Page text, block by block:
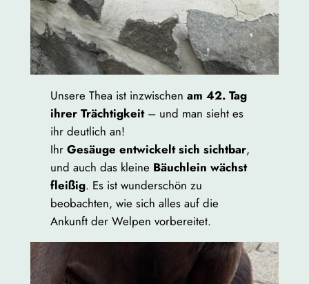
Unsere Thea ist inzwischen am 42. Tag
ihrer Trächtigkeit– und man sieht es
ihr deutlich an!
Ihr Gesäuge entwickelt sich sichtbar,
und auch das kleine Bäuchlein wächst
fleißig. Es ist wunderschön zu
beobachten, wie sich alles auf die
Ankunft der Welpen vorbereitet.